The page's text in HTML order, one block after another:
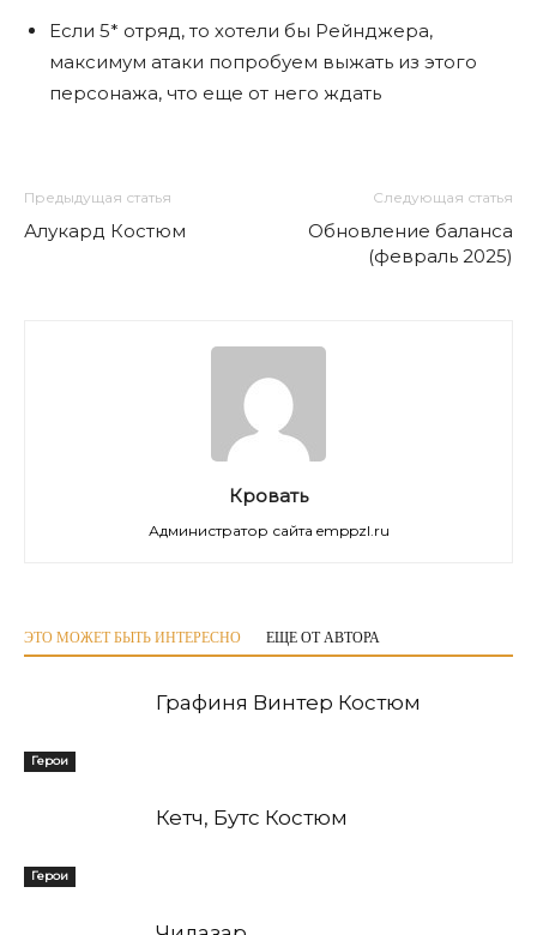
Если 5* отряд, то хотели бы Рейнджера,
максимум атаки попробуем выжать из этого
персонажа, что еще от него ждать
Предыдущая статья
Алукард Костюм
Следующая статья
Обновление баланса
(февраль 2025)
Кровать
Администратор сайта emppzl.ru
ЭТО МОЖЕТ БЫТЬ ИНТЕРЕСНО ЕЩЕ ОТ АВТОРА
Герои
Графиня Винтер Костюм
Герои
Кетч, Бутс Костюм